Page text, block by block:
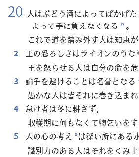
20 人はぶどう酒によってばかげ
よって手に負えなくなる b 。
これで道を踏み外す人は知恵
2
王の恐ろしさはライオンのうな
王を怒らせる人は自分の命を
3 論争を避けることは名誉となる f
愚かな人は皆それに巻き込ま
4
怠け者は冬に耕さず，
収穫期に何もなくて物乞いを
5
人の心の考え *は深い所にある
識別力のある人はそれをくみ上